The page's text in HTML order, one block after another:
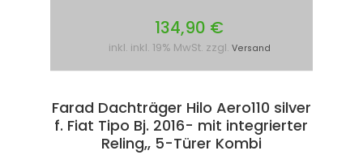
134,90 €
inkl. inkl. 19% MwSt. zzgl. Versand
Farad Dachträger Hilo Aero110 silver
f. Fiat Tipo Bj. 2016- mit integrierter
Reling,, 5-Türer Kombi